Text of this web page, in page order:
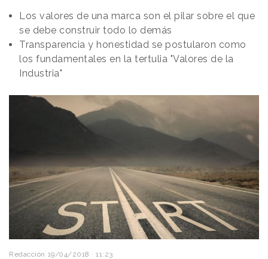
Los valores de una marca son el pilar sobre el que
se debe construir todo lo demás
Transparencia y honestidad se postularon como
los fundamentales en la tertulia "Valores de la
Industria"
Redacción 19/04/2018 · 11:23